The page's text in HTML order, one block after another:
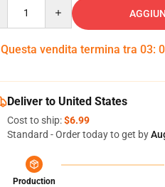
Questa vendita termina tra 03:
Deliver to United States
Cost to ship:$6.99
Standard - Order today to get by
Production